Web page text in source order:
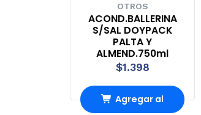
OTROS
ACOND.BALLERINA
S/SAL DOYPACK
PALTA Y
ALMEND.750ml
$1.398
Agregar al